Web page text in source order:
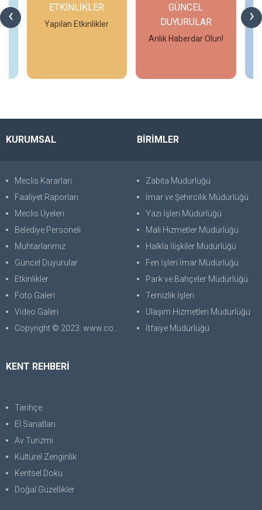
‹ ›
ETKİNLİKLER
Yapılan Etkinlikler
GÜNCEL
DUYURULAR
Anlık Haberdar Olun!
KURUMSAL
Meclis Kararları
Faaliyet Raporları
Meclis Üyeleri
Belediye Personeli
Muhtarlarımız
Güncel Duyurular
Etkinlikler
Foto Galeri
Video Galeri
Copyright © 2023. www.corabilgisayar.com Her Hakkı Saklıdır. kopyalanması, çoğaltılması ve dağıtılması halinde yasal haklarımız işletilecektir.
BİRİMLER
Zabıta Müdürlüğü
İmar ve Şehircilik Müdürlüğü
Yazı İşleri Müdürlüğü
Mali Hizmetler Müdürlüğü
Halkla İlişkiler Müdürlüğü
Fen İşleri İmar Müdürlüğü
Park ve Bahçeler Müdürlüğü
Temizlik İşleri
Ulaşım Hizmetleri Müdürlüğü
İtfaiye Müdürlüğü
KENT REHBERİ
Tarihçe
El Sanatları
Av Turizmi
Kültürel Zenginlik
Kentsel Doku
Doğal Güzellikler